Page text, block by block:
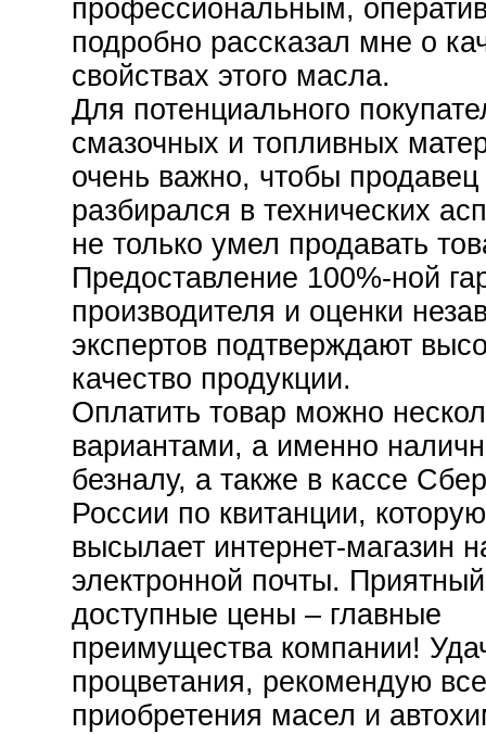
профессиональным,
подробно рассказал мне о
свойствах этого масла.
Для потенциального
смазочных и топливных
очень важно, чтобы продавец
разбирался в технических
не только умел продавать
Предоставление 100%-ной
производителя и оценки
экспертов подтверждают
качество продукции.
Оплатить товар можно
вариантами, а именно
безналу, а также в кассе
России по квитанции, которую
высылает интернет-магазин
электронной почты.
доступные цены – главные
преимущества компании!
процветания, рекомендую
приобретения масел и